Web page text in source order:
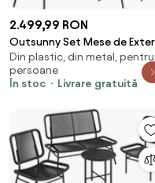
2.499,99 RON
Outsunny Set Mese de
cu Scaune Stivuibile, Gri |
Aosom Romania
Din plastic, din metal,
persoane
În stoc
Livrare gratuită